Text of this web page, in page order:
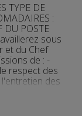
TYPE DE
:
POSTE
sous
et du Chef
de : -
respect des
des